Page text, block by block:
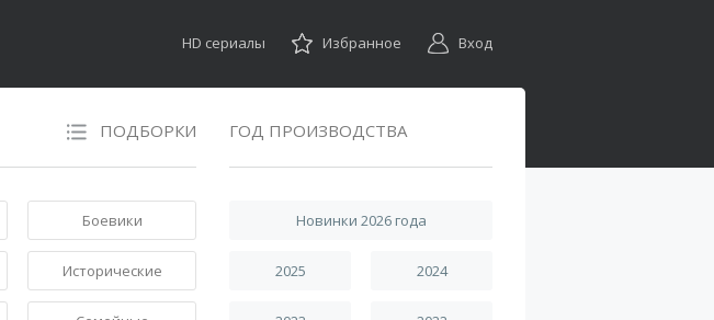
HD сериалы Избранное Вход
ПОДБОРКИ
Боевики
Исторические
ГОД ПРОИЗВОДСТВА
Новинки 2026 года
2025 2024